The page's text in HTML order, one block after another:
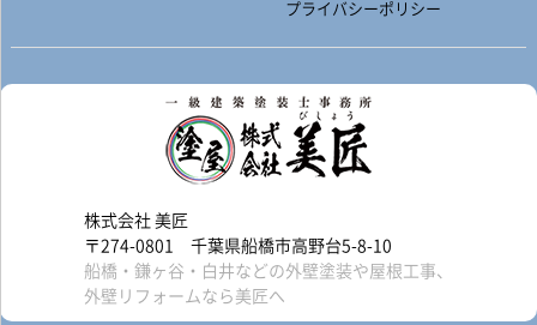
プライバシーポリシー
株式会社 美匠
〒274-0801 千葉県船橋市高野台5-8-10
船橋・鎌ヶ谷・白井などの外壁塗装や屋根工事、
外壁リフォームなら美匠へ